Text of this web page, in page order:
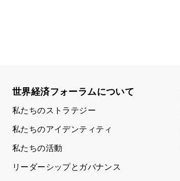
世界経済フォーラムについて
私たちのストラテジー
私たちのアイデンティティ
私たちの活動
リーダーシップとガバナンス